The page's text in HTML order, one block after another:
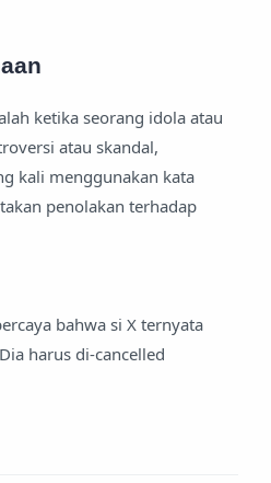
ketika seorang idola atau
atau skandal,
kali menggunakan kata
penolakan terhadap
bahwa si X ternyata
harus di-cancelled